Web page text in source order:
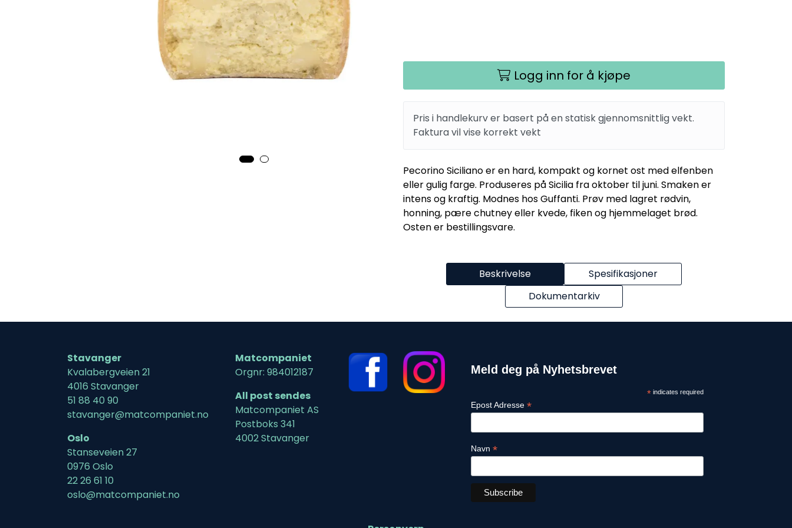
Logg inn for å kjøpe
Pris i handlekurv er basert på en statisk gjennomsnittlig vekt.
Faktura vil vise korrekt vekt
Pecorino Siciliano er en hard, kompakt og kornet ost med elfenben
eller gulig farge. Produseres på Sicilia fra oktober til juni. Smaken er
intens og kraftig. Modnes hos Guffanti. Prøv med lagret rødvin,
honning, pære chutney eller kvede, fiken og hjemmelaget brød.
Osten er bestillingsvare.
Beskrivelse
Spesifikasjoner
Dokumentarkiv
Stavanger
Kvalabergveien 21
4016 Stavanger
51 88 40 90
stavanger@matcompaniet.no
Oslo
Stanseveien 27
0976 Oslo
22 26 61 10
oslo@matcompaniet.no
Matcompaniet
Orgnr: 984012187
All post sendes
Matcompaniet AS
Postboks 341
4002 Stavanger
Meld deg på Nyhetsbrevet
*indicates required
Epost Adresse *
Navn *